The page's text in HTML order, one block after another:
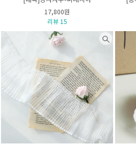
17,800원
리뷰 15